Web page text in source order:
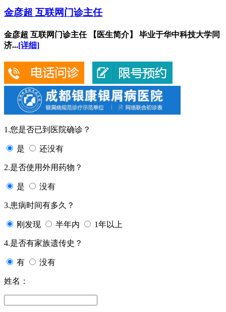
金彦超 互联网门诊主任
金彦超 互联网门诊主任 【医生简介】 毕业于华中科技大学同
济...[详细]
1.您是否已到医院确诊？
是 还没有
2.是否使用外用药物？
是 没有
3.患病时间有多久？
刚发现 半年内 1年以上
4.是否有家族遗传史？
有 没有
姓名：